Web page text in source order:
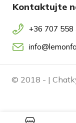
Kontaktujte
+36 707 558
© 2018 - |